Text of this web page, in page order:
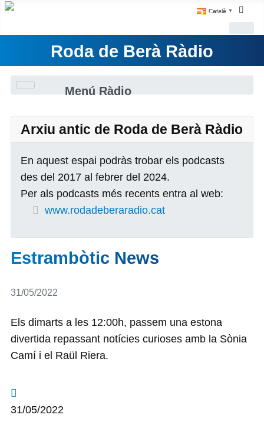
Català ▼
Roda de Berà Ràdio
Menú Ràdio
Arxiu antic de Roda de Berà Ràdio
En aquest espai podràs trobar els podcasts
des del 2017 al febrer del 2024.
Per als podcasts més recents entra al web:
www.rodadeberaradio.cat
Estrambòtic News
Detalls
31/05/2022
Els dimarts a les 12:00h, passem una estona
divertida repassant notícies curioses amb la Sònia
Camí i el Raül Riera.
31/05/2022